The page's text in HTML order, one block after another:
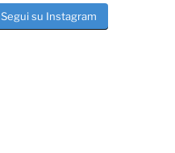
Segui su Instagram